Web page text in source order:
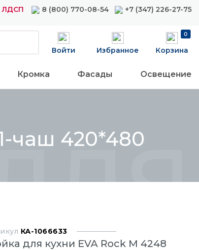
ЛДСП 8 (800) 770-08-54 +7 (347) 226-27-75
Войти Избранное
0
Корзина
Кромка Фасады Освещение
чаш 420*480
КА-1066633
для кухни EVA Rock М 4248